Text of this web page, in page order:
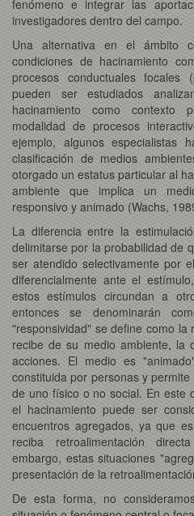
fenómeno e integrar las
investigadores dentro del campo.
Una alternativa en el ámbito
condiciones de hacinamiento
procesos conductuales
pueden ser estudiados
hacinamiento como contexto
modalidad de procesos
ejemplo, algunos especialistas
clasificación de medios
otorgado un estatus particular al
ambiente que implica un
responsivo y animado (Wachs,
La diferencia entre la
delimitarse por la probabilidad de
ser atendido selectivamente por
diferencialmente ante el
estos estímulos circundan a
entonces se denominarán
"responsividad" se define como la
recibe de su medio ambiente, la
acciones. El medio es
constituida por personas y
de uno físico o no social. En este
el hacinamiento puede ser
encuentros agregados, ya que
reciba retroalimentación
embargo, estas situaciones
presentación de la
De esta forma, no